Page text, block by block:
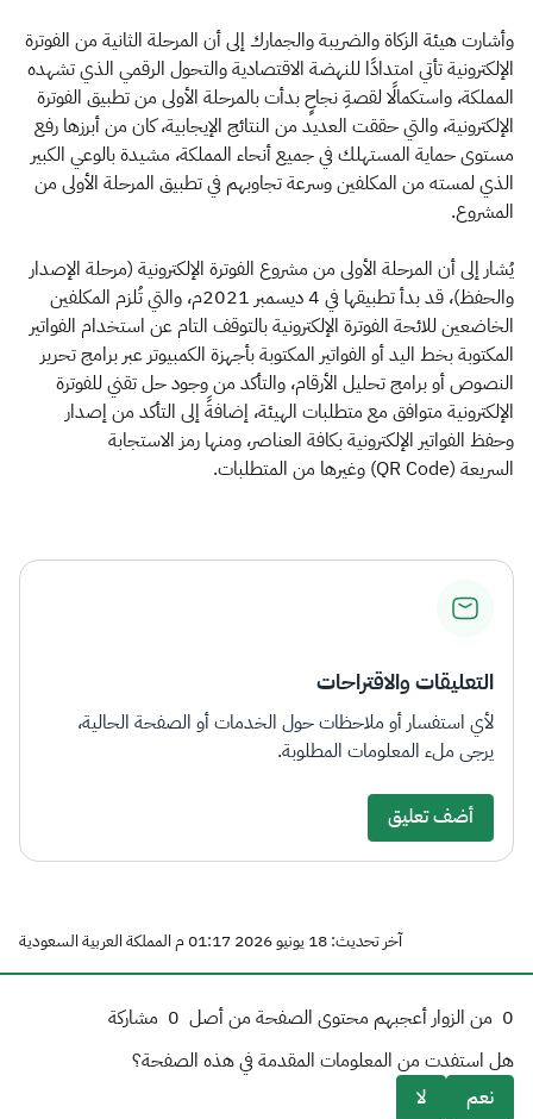
وأشارت هيئة الزكاة والضريبة والجمارك إلى أن المرحلة الثانية من الفوترة
الإلكترونية تأتي امتدادًا للنهضة الاقتصادية والتحول الرقمي الذي تشهده
المملكة، واستكمالًا لقصةِ نجاحٍ بدأت بالمرحلة الأولى من تطبيق الفوترة
الإلكترونية، والتي حققت العديد من النتائج الإيجابية، كان من أبرزها رفع
مستوى حماية المستهلك في جميع أنحاء المملكة، مشيدة بالوعي الكبير
الذي لمسته من المكلفين وسرعة تجاوبهم في تطبيق المرحلة الأولى من
المشروع.
يُشار إلى أن المرحلة الأولى من مشروع الفوترة الإلكترونية (مرحلة الإصدار
والحفظ)، قد بدأ تطبيقها في 4 ديسمبر 2021م، والتي تُلزم المكلفين
الخاضعين للائحة الفوترة الإلكترونية بالتوقف التام عن استخدام الفواتير
المكتوبة بخط اليد أو الفواتير المكتوبة بأجهزة الكمبيوتر عبر برامج تحرير
النصوص أو برامج تحليل الأرقام، والتأكد من وجود حل تقني للفوترة
الإلكترونية متوافق مع متطلبات الهيئة، إضافةً إلى التأكد من إصدار
وحفظ الفواتير الإلكترونية بكافة العناصر، ومنها رمز الاستجابة
السريعة (QR Code) وغيرها من المتطلبات.
التعليقات والاقتراحات
لأي استفسار أو ملاحظات حول الخدمات أو الصفحة الحالية،
يرجى ملء المعلومات المطلوبة.
أضف تعليق
آخر تحديث: 18 يونيو 2026 01:17 م المملكة العربية السعودية
0 من الزوار أعجبهم محتوى الصفحة من أصل 0 مشاركة
هل استفدت من المعلومات المقدمة في هذه الصفحة؟
نعم
لا